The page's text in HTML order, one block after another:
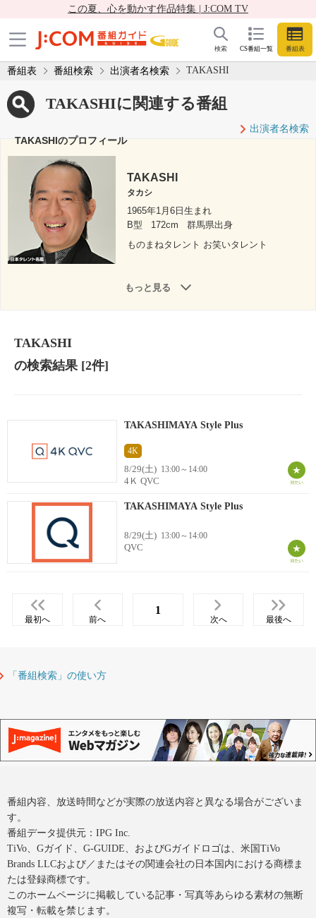
この夏、心を動かす作品特集 | J:COM TV
CS番組一覧 番組表
検索
番組表 番組検索 出演者名検索 TAKASHI
TAKASHIに関連する番組
出演者名検索
TAKASHIのプロフィール
TAKASHI
タカシ
1965年1月6日生まれ
B型
172cm
群馬県出身
ものまねタレント お笑いタレント
もっと見る
TAKASHI
の検索結果[2件]
TAKASHIMAYA Style Plus
4K
8/29(土) 13:00～14:00
4Ｋ QVC
TAKASHIMAYA Style Plus
8/29(土) 13:00～14:00
QVC
最初へ 前へ
1
次へ 最後へ
「番組検索」の使い方
番組内容、放送時間などが実際の放送内容と異なる場合がございま
す。
番組データ提供元：IPG Inc.
TiVo、Gガイド、G-GUIDE、およびGガイドロゴは、米国TiVo
Brands LLCおよび／またはその関連会社の日本国内における商標ま
たは登録商標です。
このホームページに掲載している記事・写真等あらゆる素材の無断
複写・転載を禁じます。